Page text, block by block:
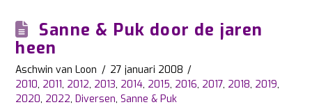
Sanne & Puk door de jaren
heen
Aschwin van Loon
27 januari 2008
2010, 2011, 2012, 2013, 2014, 2015, 2016, 2017, 2018, 2019,
2020, 2022,Diversen,Sanne & Puk